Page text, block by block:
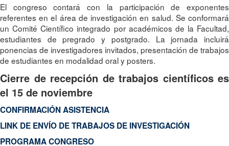
El congreso contará con la participación de exponentes
referentes en el área de investigación en salud. Se conformará
un Comité Científico integrado por académicos de la Facultad,
estudiantes de pregrado y postgrado. La jornada incluirá
ponencias de investigadores invitados, presentación de trabajos
de estudiantes en modalidad oral y posters.
Cierre de recepción de trabajos científicos es
el 15 de noviembre
CONFIRMACIÓN ASISTENCIA
LINK DE ENVÍO DE TRABAJOS DE INVESTIGACIÓN
PROGRAMA CONGRESO